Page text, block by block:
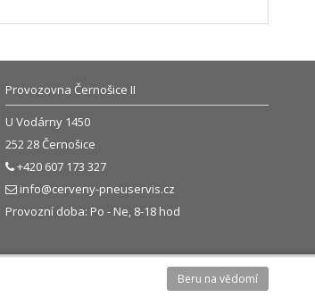
Provozovna Černošice II
U Vodárny 1450
252 28 Černošice
+420 607 173 327
info@cerveny-pneuservis.cz
Provozní doba: Po - Ne, 8-18 hod
Beru na vědomí